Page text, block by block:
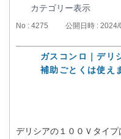
カテゴリー表示
No : 4275 公開日時 :
ガスコンロ｜デリ
補助ごとくは使え
デリシアの１００Ｖタイ